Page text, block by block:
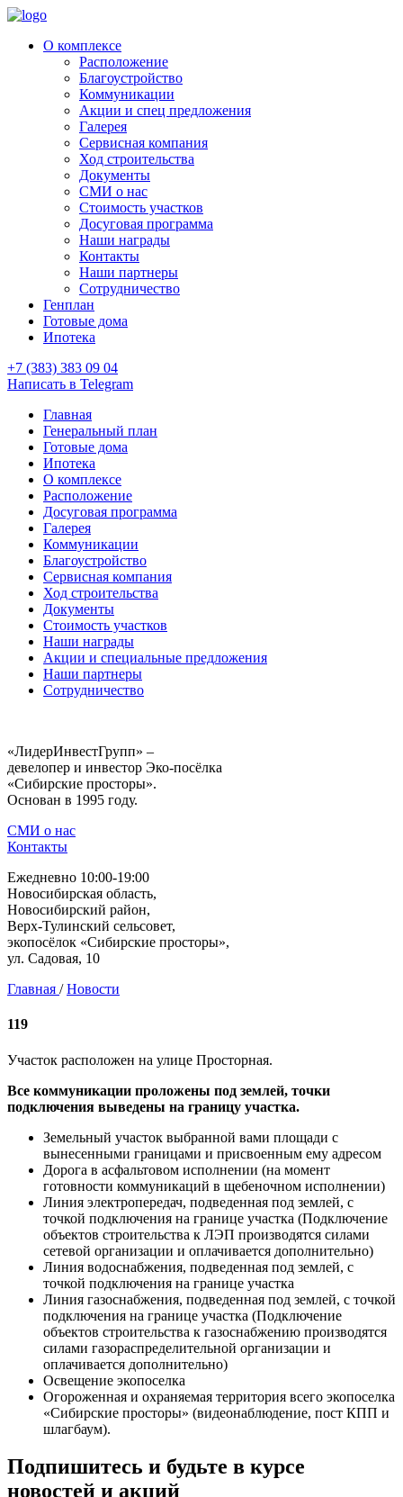
О комплексе
Расположение
Благоустройство
Коммуникации
Акции и спец предложения
Галерея
Сервисная компания
Ход строительства
Документы
СМИ о нас
Стоимость участков
Досуговая программа
Наши награды
Контакты
Наши партнеры
Сотрудничество
Генплан
Готовые дома
Ипотека
+7 (383) 383 09 04
Написать в Telegram
Главная
Генеральный план
Готовые дома
Ипотека
О комплексе
Расположение
Досуговая программа
Галерея
Коммуникации
Благоустройство
Сервисная компания
Ход строительства
Документы
Стоимость участков
Наши награды
Акции и специальные предложения
Наши партнеры
Сотрудничество
«ЛидерИнвестГрупп» –
девелопер и инвестор Эко-посёлка
«Сибирские просторы».
Основан в 1995 году.
СМИ о нас
Контакты
Ежедневно 10:00-19:00
Новосибирская область,
Новосибирский район,
Верх-Тулинский сельсовет,
экопосёлок «Сибирские просторы»,
ул. Садовая, 10
Главная / Новости
119
Участок расположен на улице Просторная.
Все коммуникации проложены под землей, точки
подключения выведены на границу участка.
Земельный участок выбранной вами площади с
вынесенными границами и присвоенным ему адресом
Дорога в асфальтовом исполнении (на момент
готовности коммуникаций в щебеночном исполнении)
Линия электропередач, подведенная под землей, с
точкой подключения на границе участка (Подключение
объектов строительства к ЛЭП производятся силами
сетевой организации и оплачивается дополнительно)
Линия водоснабжения, подведенная под землей, с
точкой подключения на границе участка
Линия газоснабжения, подведенная под землей, с точкой
подключения на границе участка (Подключение
объектов строительства к газоснабжению производятся
силами газораспределительной организации и
оплачивается дополнительно)
Освещение экопоселка
Огороженная и охраняемая территория всего экопоселка
«Сибирские просторы» (видеонаблюдение, пост КПП и
шлагбаум).
Подпишитесь и будьте в курсе
новостей и акций